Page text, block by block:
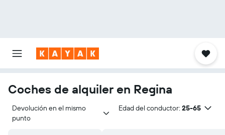
Coches de alquiler en Regina
Devolución en el mismo
punto
Edad del conductor: 25-65